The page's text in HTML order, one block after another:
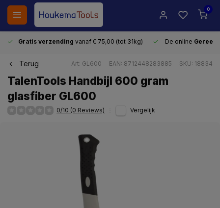
0
Gratis verzending vanaf € 75,00 (tot 31kg) De online
Terug Art: GL600 EAN: 8712448283885 SKU: 18834
TalenTools Handbijl 600 gram
glasfiber GL600
0/10 (0 Reviews) Vergelijk